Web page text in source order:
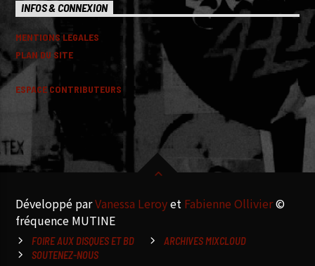
INFOS & CONNEXION
MENTIONS LEGALES
PLAN DU SITE
ESPACE CONTRIBUTEURS
Développé parVanessa Leroyet Fabienne Ollivier©
fréquence MUTINE
FOIRE AUX DISQUES ET BD
ARCHIVES MIXCLOUD
SOUTENEZ-NOUS